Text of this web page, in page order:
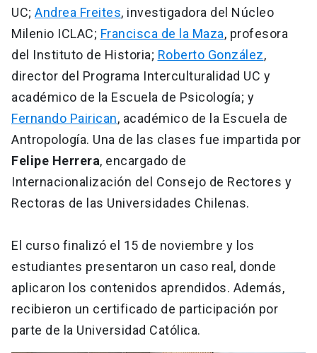
UC; Andrea Freites, investigadora del Núcleo
Milenio ICLAC; Francisca de la Maza, profesora
del Instituto de Historia; Roberto González,
director del Programa Interculturalidad UC y
académico de la Escuela de Psicología; y
Fernando Pairican, académico de la Escuela de
Antropología. Una de las clases fue impartida por
Felipe Herrera, encargado de
Internacionalización del Consejo de Rectores y
Rectoras de las Universidades Chilenas.
El curso finalizó el 15 de noviembre y los
estudiantes presentaron un caso real, donde
aplicaron los contenidos aprendidos. Además,
recibieron un certificado de participación por
parte de la Universidad Católica.